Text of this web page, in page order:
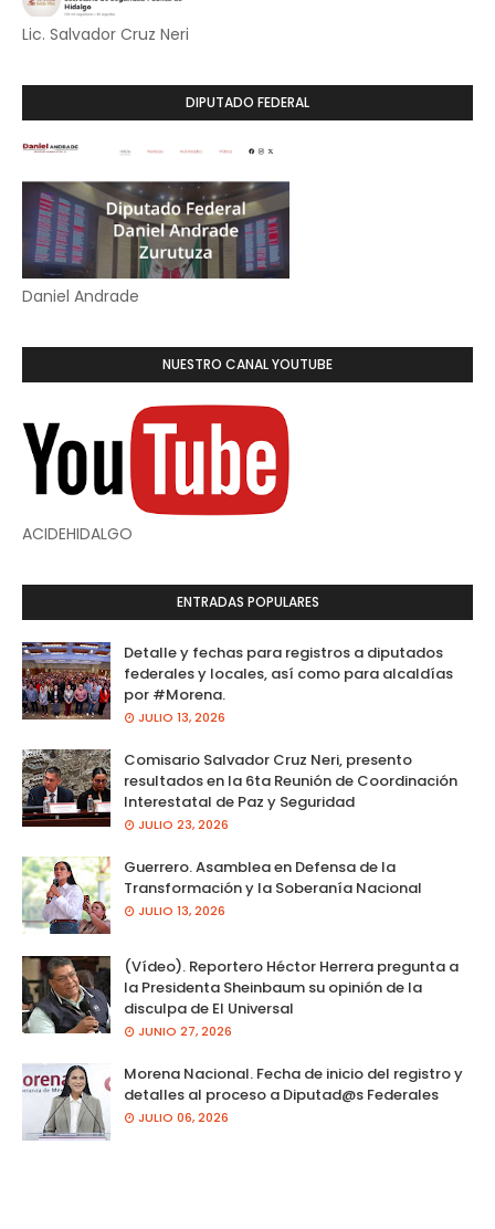
Lic. Salvador Cruz Neri
DIPUTADO FEDERAL
Daniel Andrade
NUESTRO CANAL YOUTUBE
ACIDEHIDALGO
ENTRADAS POPULARES
Detalle y fechas para registros a diputados
federales y locales, así como para alcaldías
por #Morena.
JULIO 13, 2026
Comisario Salvador Cruz Neri, presento
resultados en la 6ta Reunión de Coordinación
Interestatal de Paz y Seguridad
JULIO 23, 2026
Guerrero. Asamblea en Defensa de la
Transformación y la Soberanía Nacional
JULIO 13, 2026
(Vídeo). Reportero Héctor Herrera pregunta a
la Presidenta Sheinbaum su opinión de la
disculpa de El Universal
JUNIO 27, 2026
Morena Nacional. Fecha de inicio del registro y
detalles al proceso a Diputad@s Federales
JULIO 06, 2026